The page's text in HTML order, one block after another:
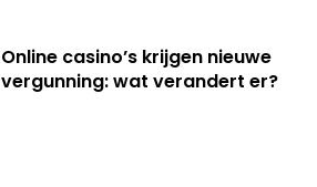
Online casino’s krijgen nieuwe
vergunning: wat verandert er?